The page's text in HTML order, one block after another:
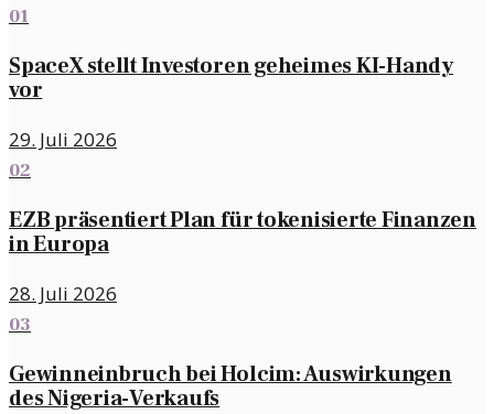
01
SpaceX stellt Investoren geheimes KI-Handy
vor
29. Juli 2026
02
EZB präsentiert Plan für tokenisierte Finanzen
in Europa
28. Juli 2026
03
Gewinneinbruch bei Holcim: Auswirkungen
des Nigeria-Verkaufs